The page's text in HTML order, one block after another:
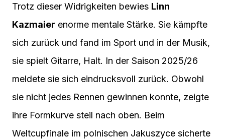
Trotz dieser Widrigkeiten bewies Linn
Kazmaier enorme mentale Stärke. Sie kämpfte
sich zurück und fand im Sport und in der Musik,
sie spielt Gitarre, Halt. In der Saison 2025/26
meldete sie sich eindrucksvoll zurück. Obwohl
sie nicht jedes Rennen gewinnen konnte, zeigte
ihre Formkurve steil nach oben. Beim
Weltcupfinale im polnischen Jakuszyce sicherte